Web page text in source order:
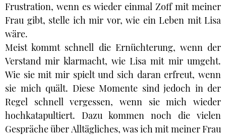
Frustration, wenn es wieder einmal Zoff mit meiner
Frau gibt, stelle ich mir vor, wie ein Leben mit Lisa
wäre.
Meist kommt schnell die Ernüchterung, wenn der
Verstand mir klarmacht, wie Lisa mit mir umgeht.
Wie sie mit mir spielt und sich daran erfreut, wenn
sie mich quält. Diese Momente sind jedoch in der
Regel schnell vergessen, wenn sie mich wieder
hochkatapultiert. Dazu kommen noch die vielen
Gespräche über Alltägliches, was ich mit meiner Frau